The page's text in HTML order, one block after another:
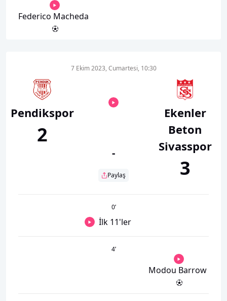
Federico Macheda
Pendikspor
2
7 Ekim 2023, Cumartesi, 10:30
-
Paylaş
Ekenler
Beton
Sivasspor
3
0’
İlk 11'ler
4’
Modou Barrow